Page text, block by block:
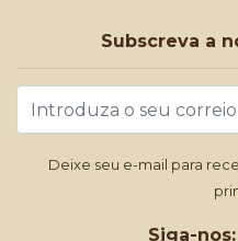
Subscreva a
Deixe seu e-mail para
Siga-nos: